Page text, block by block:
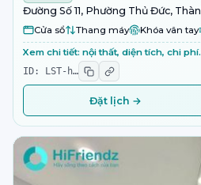
Đường Số 11, Phường Thủ Đức,
Cửa sổ Thang máy Khóa vân tay
Xem chi tiết: nội thất, diện tích, chi
ID: LST-h…
Đặt lịch →